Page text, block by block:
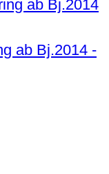
ab Bj.2014 -